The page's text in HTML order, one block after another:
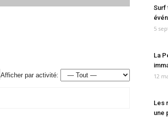
Afficher par activité:
Surf
5
La
12
Les
une